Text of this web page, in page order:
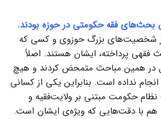
بحث‌های فقه حکومتی در حوزه بودند.
از شخصیت‌های بزرگ حوزوی و کسی که
پرداخته، ایشان هستند. اصلاً
در همین مباحث متمحض کردند و هیچ
نداده است. بنابراین یکی از کسانی
حکومت مبتنی بر ولایت‌فقیه و
هم با دقت‌هایی که ویژه‌ی ایشان است.